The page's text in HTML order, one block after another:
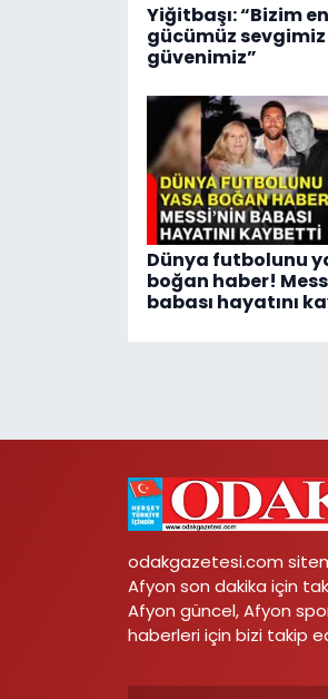
Yiğitbaşı: “Bizim
gücümüz sevgimiz
güvenimiz”
Dünya futbolunu
boğan haber!
babası hayatını
odakgazetesi.com
Afyon son dakika için
Afyon güncel, Afyon
haberleri için bizi takip